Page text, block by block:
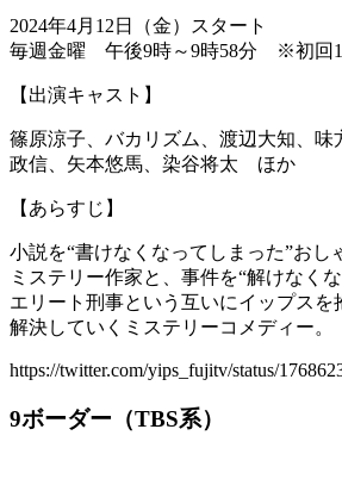
2024年4月12日（金）スタート
毎週金曜 午後9時～9時58分 ※初回
【出演キャスト】
篠原涼子、バカリズム、渡辺大知、味
政信、矢本悠馬、染谷将太 ほか
【あらすじ】
小説を“書けなくなってしまった”おし
ミステリー作家と、事件を“解けなく
エリート刑事という互いにイップスを
解決していくミステリーコメディー。
https://twitter.com/yips_fujitv/status/
9ボーダー（TBS系）